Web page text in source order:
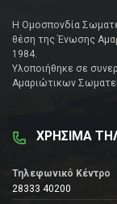
Η Ομοσπονδία
θέση της Ένωσης
1984.
Υλοποιήθηκε σε
Αμαριώτικων
ΧΡΗΣΙΜΑ
Τηλεφωνικό Κέντρο
28333 40200